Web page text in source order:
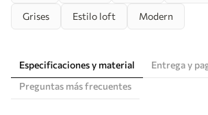
Grises Estilo loft Modern
Especificaciones y material
Entrega y
Preguntas más frecuentes